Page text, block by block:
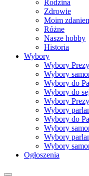
Rodzina
Zdrowie
Moim
Różne
Nasze hobby
Historia
Wybory
Wybory
Wybory
Wybory do
Wybory do
Wybory
Wybory
Wybory do
Wybory
Wybory
Wybory
Ogłoszenia